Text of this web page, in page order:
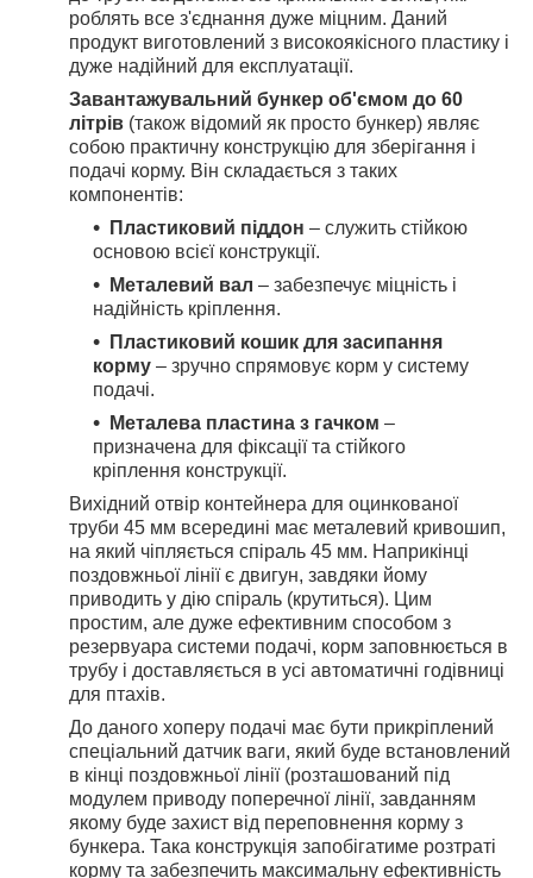
роблять все з'єднання дуже міцним. Даний
продукт виготовлений з високоякісного пластику і
дуже надійний для експлуатації.
Завантажувальний бункер об'ємом до 60
літрів (також відомий як просто бункер) являє
собою практичну конструкцію для зберігання і
подачі корму. Він складається з таких
компонентів:
Пластиковий піддон – служить стійкою
основою всієї конструкції.
Металевий вал – забезпечує міцність і
надійність кріплення.
Пластиковий кошик для засипання
корму – зручно спрямовує корм у систему
подачі.
Металева пластина з гачком –
призначена для фіксації та стійкого
кріплення конструкції.
Вихідний отвір контейнера для оцинкованої
труби 45 мм всередині має металевий кривошип,
на який чіпляється спіраль 45 мм. Наприкінці
поздовжньої лінії є двигун, завдяки йому
приводить у дію спіраль (крутиться). Цим
простим, але дуже ефективним способом з
резервуара системи подачі, корм заповнюється в
трубу і доставляється в усі автоматичні годівниці
для птахів.
До даного хоперу подачі має бути прикріплений
спеціальний датчик ваги, який буде встановлений
в кінці поздовжньої лінії (розташований під
модулем приводу поперечної лінії, завданням
якому буде захист від переповнення корму з
бункера. Така конструкція запобігатиме розтраті
корму та забезпечить максимальну ефективність